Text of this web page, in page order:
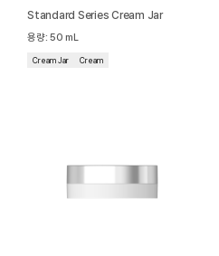
Standard Series Cream Jar
용량:50 mL
Cream Jar Cream